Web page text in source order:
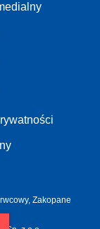
Zakopane